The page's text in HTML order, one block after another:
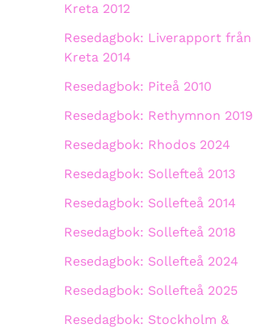
Kreta 2012
Resedagbok: Liverapport från
Kreta 2014
Resedagbok: Piteå 2010
Resedagbok: Rethymnon 2019
Resedagbok: Rhodos 2024
Resedagbok: Sollefteå 2013
Resedagbok: Sollefteå 2014
Resedagbok: Sollefteå 2018
Resedagbok: Sollefteå 2024
Resedagbok: Sollefteå 2025
Resedagbok: Stockholm &